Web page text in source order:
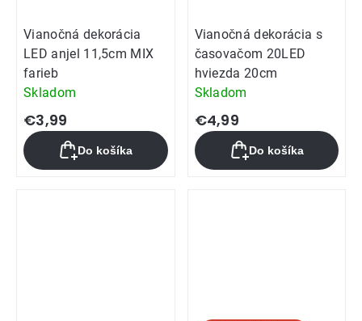
Vianočná dekorácia
LED anjel 11,5cm MIX
farieb
Skladom
€3,99
Do košíka
Vianočná dekorácia s
časovačom 20LED
hviezda 20cm
Skladom
€4,99
Do košíka